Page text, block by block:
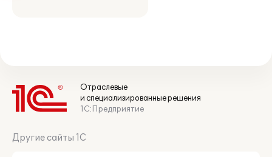
Отраслевые
и специализированные решения
1С:Предприятие
Другие сайты 1С